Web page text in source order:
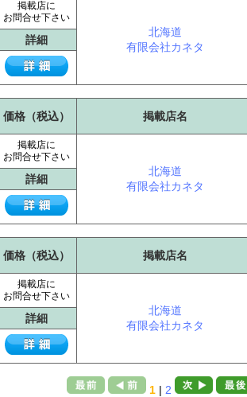
掲載店に
お問合せ下さい
北海道
有限会社カネタ
詳細
価格（税込） 掲載店名
掲載店に
お問合せ下さい
北海道
有限会社カネタ
詳細
価格（税込） 掲載店名
掲載店に
お問合せ下さい
北海道
有限会社カネタ
詳細
1 | 2